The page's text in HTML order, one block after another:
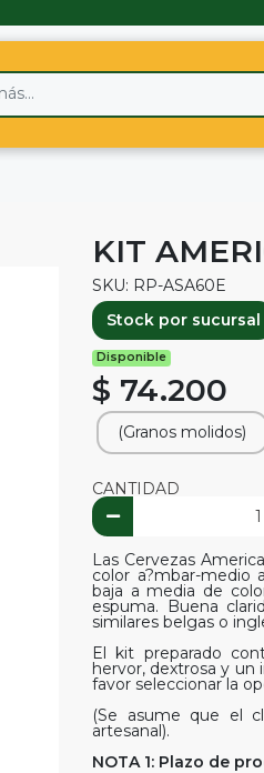
KIT
SKU: RP-ASA60E
Stock por sucursal
Disponible
$ 74.200
(Granos molidos)
CANTIDAD
Las Cervezas
color a?mbar-medio
baja a media de
espuma. Buena
similares belgas o
El kit preparado
hervor, dextrosa y un
favor seleccionar la
(Se asume que el
artesanal).
NOTA 1: Plazo de